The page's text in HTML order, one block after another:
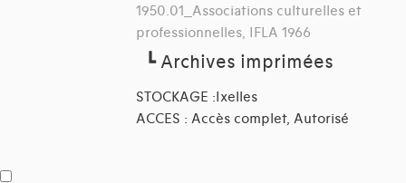
1950.01_Associations culturelles et
professionnelles, IFLA 1966
┗Archives imprimées
STOCKAGE :Ixelles
ACCES : Accès complet, Autorisé